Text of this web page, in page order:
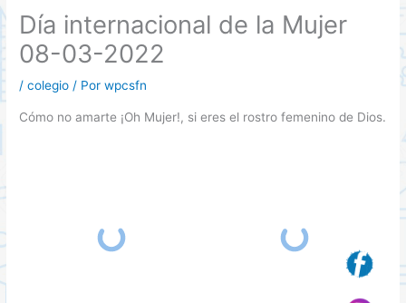
Día internacional de la Mujer
08-03-2022
/colegio / Porwpcsfn
Cómo no amarte ¡Oh Mujer!, si eres el rostro femenino de Dios.